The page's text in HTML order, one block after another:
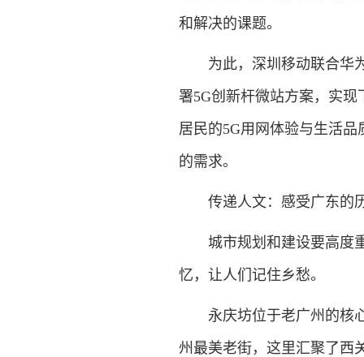
和解决的课题。
为此，深圳移动联合华为
署5G创新杆微站方案，实
居民的5G用网体验与生活
的需求。
传递人文：感受广东的
城市规划和建设要高度重
忆，让人们记住乡愁。
永庆坊位于老广州的核
州最美老街，这里汇聚了西